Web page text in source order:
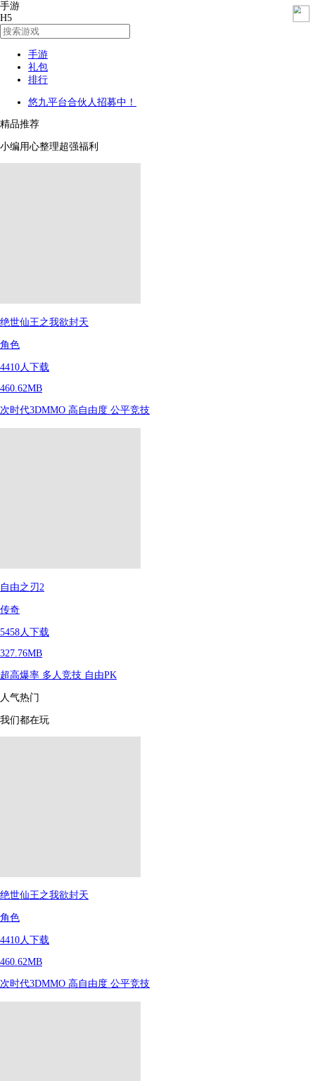
手游
H5
手游
礼包
排行
悠九平台合伙人招募中！
精品推荐
小编用心整理超强福利
绝世仙王之我欲封天
角色
4410 人下载
460.62MB
次时代3DMMO 高自由度 公平竞技
自由之刃2
传奇
5458 人下载
327.76MB
超高爆率 多人竞技 自由PK
人气热门
我们都在玩
绝世仙王之我欲封天
角色
4410人下载
460.62MB
次时代3DMMO 高自由度 公平竞技